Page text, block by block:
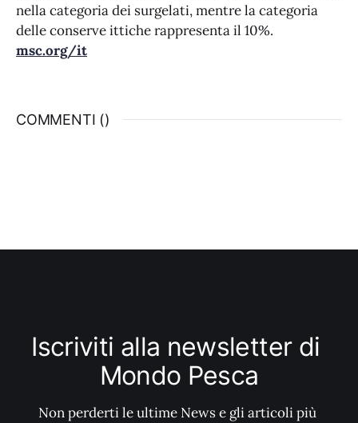
nella categoria dei surgelati, mentre la categoria
delle conserve ittiche rappresenta il 10%.
msc.org/it
COMMENTI ()
Iscriviti alla newsletter di
Mondo Pesca
Non perderti le ultime News e gli articoli più